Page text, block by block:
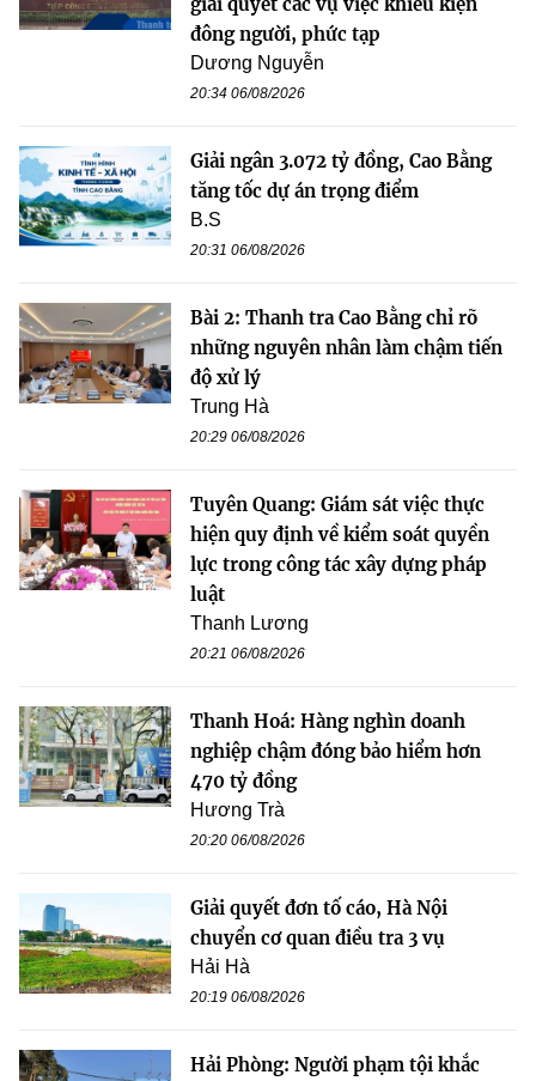
đông người, phức tạp
Dương Nguyễn
20:34 06/08/2026
Giải ngân 3.072 tỷ đồng, Cao Bằng
tăng tốc dự án trọng điểm
B.S
20:31 06/08/2026
Bài 2: Thanh tra Cao Bằng chỉ rõ
những nguyên nhân làm chậm tiến
độ xử lý
Trung Hà
20:29 06/08/2026
Tuyên Quang: Giám sát việc thực
hiện quy định về kiểm soát quyền
lực trong công tác xây dựng pháp
luật
Thanh Lương
20:21 06/08/2026
Thanh Hoá: Hàng nghìn doanh
nghiệp chậm đóng bảo hiểm hơn
470 tỷ đồng
Hương Trà
20:20 06/08/2026
Giải quyết đơn tố cáo, Hà Nội
chuyển cơ quan điều tra 3 vụ
Hải Hà
20:19 06/08/2026
Hải Phòng: Người phạm tội khắc